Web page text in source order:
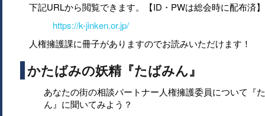
下記URLから閲覧できます。【ID・PWは総会時に配布済】
https://k-jinken.or.jp/
人権擁護課に冊子がありますのでお読みいただけます！
かたばみの妖精『たばみん』
あなたの街の相談パートナー人権擁護委員について『
ん』に聞いてみよう？